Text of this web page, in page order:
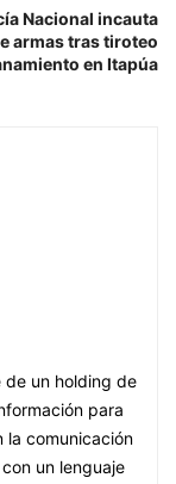
Nacional incauta
armas tras tiroteo
en Itapúa
de un holding de
para
la comunicación
un lenguaje